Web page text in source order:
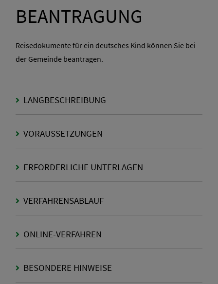
BEANTRAGUNG
Reisedokumente für ein deutsches Kind können Sie bei
der Gemeinde beantragen.
LANGBESCHREIBUNG
VORAUSSETZUNGEN
ERFORDERLICHE UNTERLAGEN
VERFAHRENSABLAUF
ONLINE-VERFAHREN
BESONDERE HINWEISE